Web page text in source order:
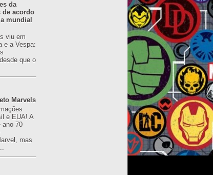
da
de acordo
mundial
viu em
e a Vespa:
que o
Marvels
e EUA! A
ano 70
mas